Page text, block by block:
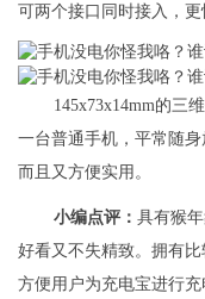
可两个接口同时接入，更
145x73x14mm的三
一台普通手机，平常随
而且又方便实用。
小编点评： 具有猴
好看又不失精致。拥有比
方便用户为充电宝进行